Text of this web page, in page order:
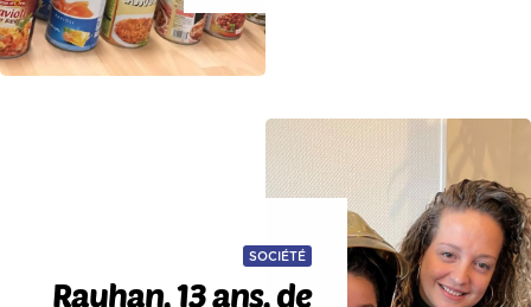
SOCIÉTÉ
Rayhan, 13 ans, de